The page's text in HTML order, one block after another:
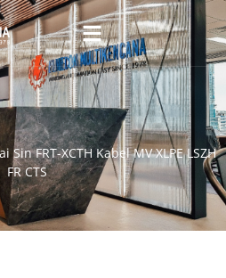
Sin FRT-XCTH Kabel MV XLPE LSZH
FR CTS